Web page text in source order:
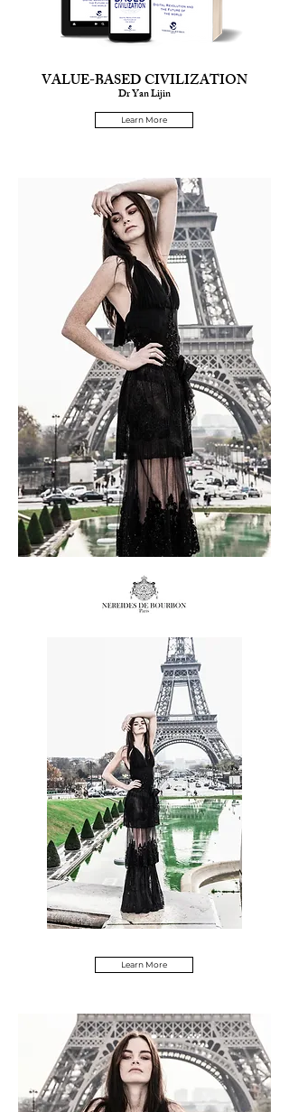
VALUE-BASED CIVILIZATION
Dr Yan Lijin
Learn More
Learn More